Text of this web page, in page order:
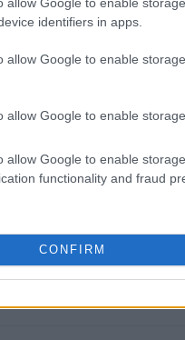
identifiers in apps.
allow Google to enable
allow Google to enable
allow Google to enable
functionality and fraud
CONFIRM
ΔΗΜΟΣ ΚΕΝΤΡΙΚΗΣ